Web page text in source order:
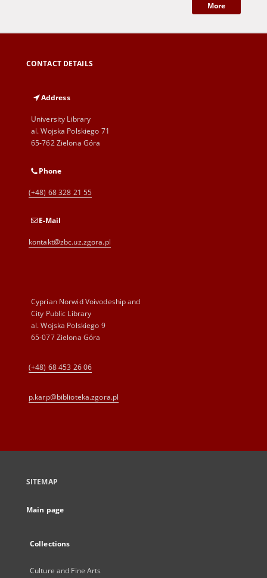
More
CONTACT DETAILS
Address
University Library
al. Wojska Polskiego 71
65-762 Zielona Góra
Phone
(+48) 68 328 21 55
E-Mail
kontakt@zbc.uz.zgora.pl
Cyprian Norwid Voivodeship and
City Public Library
al. Wojska Polskiego 9
65-077 Zielona Góra
(+48) 68 453 26 06
p.karp@biblioteka.zgora.pl
SITEMAP
Main page
Collections
Culture and Fine Arts